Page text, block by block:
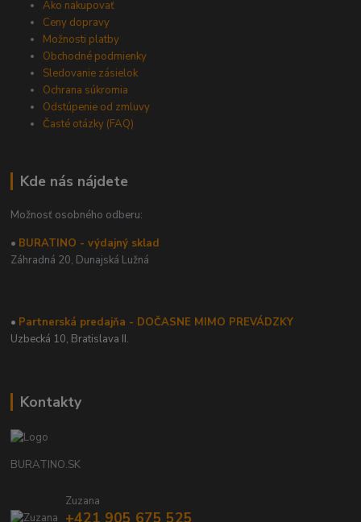
Ako nakupovať
Ceny dopravy
Možnosti platby
Obchodné podmienky
Sledovanie zásielok
Ochrana súkromia
Odstúpenie od zmluvy
Časté otázky (FAQ)
Kde nás nájdete
Možnosť osobného odberu:
• BURATINO - výdajný sklad
Záhradná 20, Dunajská Lužná
• Partnerská predajňa - DOČASNE MIMO PREVÁDZKY
Uzbecká 10, Bratislava II.
Kontakty
BURATINO.SK
Zuzana
+421 905 675 525